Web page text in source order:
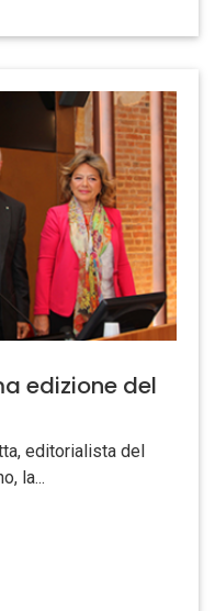
edizione del
editorialista del
la...